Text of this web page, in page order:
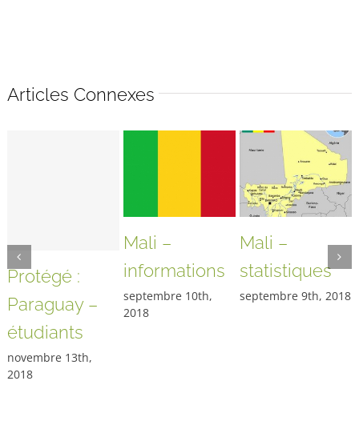
Articles Connexes
Protégé :
Paraguay –
étudiants
novembre 13th,
2018
Mali –
informations
septembre 10th,
2018
Mali –
statistiques
septembre 9th, 2018